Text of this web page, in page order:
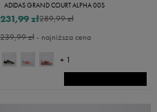
ADIDAS GRAND COURT ALPHA 00S
289,99 zł
231,99 zł
239,99 zł- najniższa cena
+ 1